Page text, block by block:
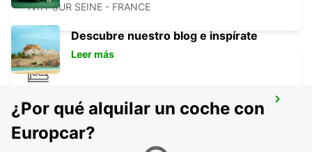
IVRY SUR SEINE - FRANCE
NORD
PARIS - FRANCE
Descubre nuestro blog e inspírate
Leer más
¿Por qué alquilar un coche con
Europcar?